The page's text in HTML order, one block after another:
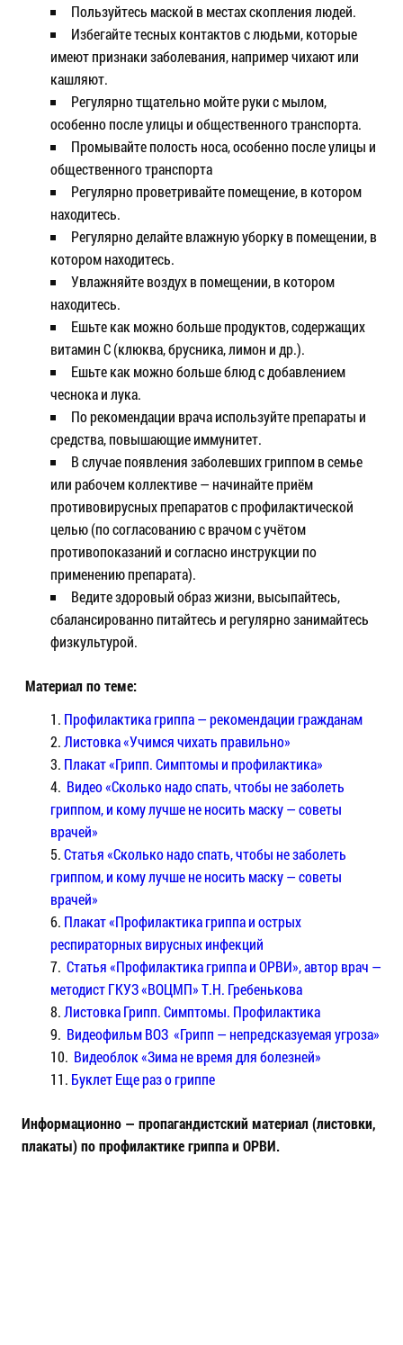
Пользуйтесь маской в местах скопления людей.
Избегайте тесных контактов с людьми, которые
имеют признаки заболевания, например чихают или
кашляют.
Регулярно тщательно мойте руки с мылом,
особенно после улицы и общественного транспорта.
Промывайте полость носа, особенно после улицы и
общественного транспорта
Регулярно проветривайте помещение, в котором
находитесь.
Регулярно делайте влажную уборку в помещении, в
котором находитесь.
Увлажняйте воздух в помещении, в котором
находитесь.
Ешьте как можно больше продуктов, содержащих
витамин С (клюква, брусника, лимон и др.).
Ешьте как можно больше блюд с добавлением
чеснока и лука.
По рекомендации врача используйте препараты и
средства, повышающие иммунитет.
В случае появления заболевших гриппом в семье
или рабочем коллективе — начинайте приём
противовирусных препаратов с профилактической
целью (по согласованию с врачом с учётом
противопоказаний и согласно инструкции по
применению препарата).
Ведите здоровый образ жизни, высыпайтесь,
сбалансированно питайтесь и регулярно занимайтесь
физкультурой.
Материал по теме:
Профилактика гриппа — рекомендации гражданам
Листовка «Учимся чихать правильно»
Плакат «Грипп. Симптомы и профилактика»
Видео «Сколько надо спать, чтобы не заболеть
гриппом, и кому лучше не носить маску — советы
врачей»
Статья «Сколько надо спать, чтобы не заболеть
гриппом, и кому лучше не носить маску — советы
врачей»
Плакат «Профилактика гриппа и острых
респираторных вирусных инфекций
Статья «Профилактика гриппа и ОРВИ», автор врач —
методист ГКУЗ «ВОЦМП» Т.Н. Гребенькова
Листовка Грипп. Симптомы. Профилактика
Видеофильм ВОЗ «Грипп — непредсказуемая угроза»
Видеоблок «Зима не время для болезней»
Буклет Еще раз о гриппе
Информационно — пропагандистский материал (листовки,
плакаты) по профилактике гриппа и ОРВИ.